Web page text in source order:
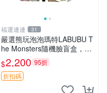
福運連連 31
嚴選熊玩泡泡瑪特LABUBU T
he Monsters隨機臉盲盒，萌
趣馬卡龍設計 芝麻豆豆 LAB
UBU LABUBU THE MONST
ERS 橙色豆
$2,200 95折
折扣碼